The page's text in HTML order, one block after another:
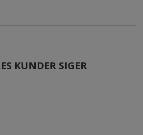
KUNDER SIGER